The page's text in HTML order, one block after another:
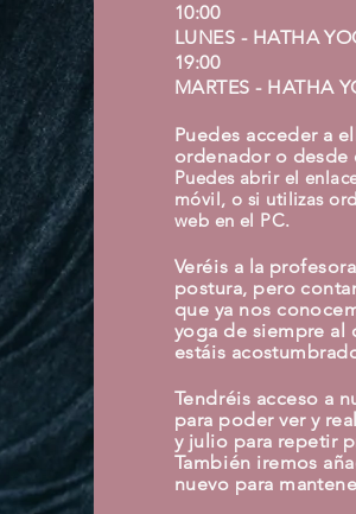
10:00
LUNES - HATHA
19:00
MARTES - HATHA
Puedes acceder a
ordenador o desde
Puedes abrir el
móvil, o si utilizas
web en el PC.
Veréis a la
postura, pero
que ya nos
yoga de siempre al
estáis
Tendréis acceso a
para poder ver y
y julio para repetir
También iremos
nuevo para